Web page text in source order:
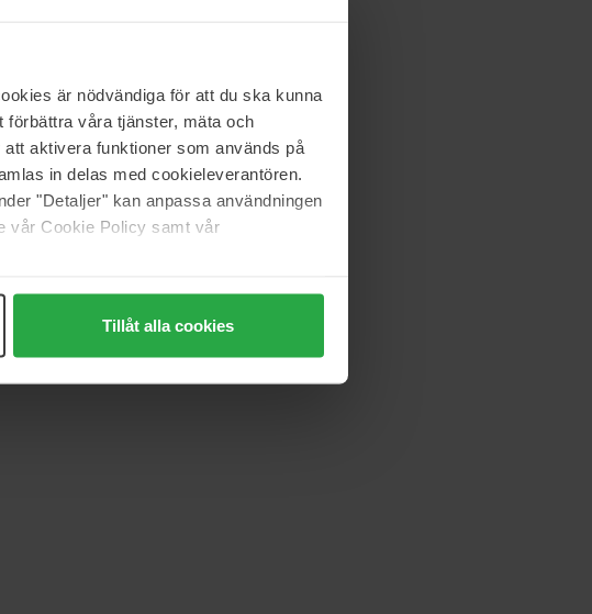
är nödvändiga för att du ska kunna
våra tjänster, mäta och
aktivera funktioner som används på
in delas med cookieleverantören.
"Detaljer" kan anpassa användningen
vår Cookie Policy samt vår
Tillåt alla cookies